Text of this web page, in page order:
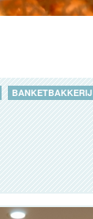
BANKETBAKKERIJ